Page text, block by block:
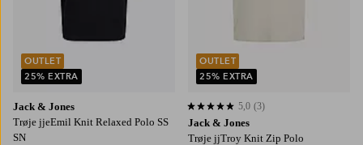
Jack & Jones
Trøje jjeEmil Knit Relaxed Polo SS
SN
OUTLET
25% EXTRA
Jack & Jones
Trøje jjTroy Knit Zip Polo
5,0 baseret på 3 bedømmelser
5,0 (3)
OUTLET
25% EXTRA